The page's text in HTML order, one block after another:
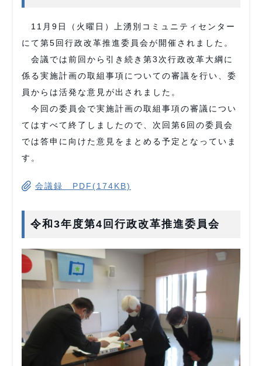
11月9日（火曜日）上湧別コミュニティセンター
にて第5回行政改革推進委員会が開催されました。
会議では前回から引き続き第3次行政改革大綱に
係る実施計画の取組事項についての審議を行い、委
員からは活発な意見が出されました。
今回の委員会で実施計画の取組事項の審議につい
てはすべて終了しましたので、次回第6回の委員会
では答申に向けた意見をまとめる予定となっていま
す。
会議録 PDF(174KB)
令和3年度第4回行政改革推進委員会